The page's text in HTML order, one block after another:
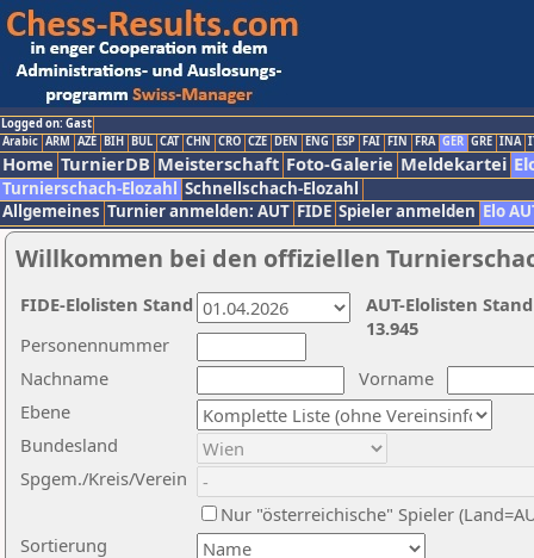
Logged on: Gast
Arabic ARM AZE BIH BUL CAT CHN CRO CZE DEN ENG ESP FAI FIN FRA GER GRE INA
Home TurnierDB Meisterschaft Foto-Galerie Meldekartei
Turnierschach-Elozahl Schnellschach-Elozahl
Allgemeines Turnier anmelden: AUT FIDE Spieler anmelden Elo
Willkommen bei den offiziellen
Nachname
Vorname
Ebene
Sortierung
Personennummer
Bundesland
Spgem./Kreis/Verein
Nur "österreichische" Spieler
AUT-Elolisten
13.945
FIDE-Elolisten Stand